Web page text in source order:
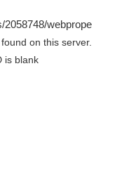
webprope
on this server.
is blank